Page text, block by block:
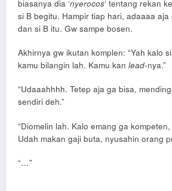
biasanya dia ‘nyerocos‘ tentang rekan
si B begitu. Hampir tiap hari, adaaaa
dan si B itu. Gw sampe bosen.
Akhirnya gw ikutan komplen: “Yah kalo
kamu bilangin lah. Kamu kan lead-nya.”
“Udaaahhhh. Tetep aja ga bisa,
sendiri deh.”
“Diomelin lah. Kalo emang ga
Udah makan gaji buta, nyusahin orang
“…”